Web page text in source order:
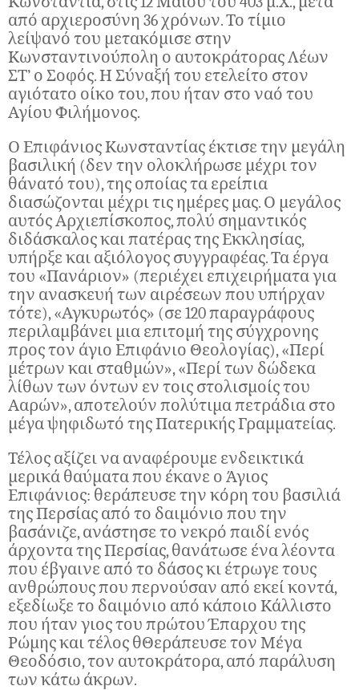
από αρχιεροσύνη 36 χρόνων. Το τίμιο
λείψανό του μετακόμισε στην
Κωνσταντινούπολη ο αυτοκράτορας Λέων
ΣΤ’ ο Σοφός. Η Σύναξή του ετελείτο στον
αγιότατο οίκο του, που ήταν στο ναό του
Αγίου Φιλήμονος.
Ο Επιφάνιος Κωνσταντίας έκτισε την μεγάλη
βασιλική (δεν την ολοκλήρωσε μέχρι τον
θάνατό του), της οποίας τα ερείπια
διασώζονται μέχρι τις ημέρες μας. Ο μεγάλος
αυτός Αρχιεπίσκοπος, πολύ σημαντικός
διδάσκαλος και πατέρας της Εκκλησίας,
υπήρξε και αξιόλογος συγγραφέας. Τα έργα
του «Πανάριον» (περιέχει επιχειρήματα για
την ανασκευή των αιρέσεων που υπήρχαν
τότε), «Αγκυρωτός» (σε 120 παραγράφους
περιλαμβάνει μια επιτομή της σύγχρονης
προς τον άγιο Επιφάνιο Θεολογίας), «Περί
μέτρων και σταθμών», «Περί των δώδεκα
λίθων των όντων εν τοις στολισμοίς του
Ααρών», αποτελούν πολύτιμα πετράδια στο
μέγα ψηφιδωτό της Πατερικής Γραμματείας.
Τέλος αξίζει να αναφέρουμε ενδεικτικά
μερικά θαύματα που έκανε ο Άγιος
Επιφάνιος: θεράπευσε την κόρη του βασιλιά
της Περσίας από το δαιμόνιο που την
βασάνιζε, ανάστησε το νεκρό παιδί ενός
άρχοντα της Περσίας, θανάτωσε ένα λέοντα
που έβγαινε από το δάσος κι έτρωγε τους
ανθρώπους που περνούσαν από εκεί κοντά,
εξεδίωξε το δαιμόνιο από κάποιο Κάλλιστο
που ήταν γιος του πρώτου Έπαρχου της
Ρώμης και τέλος θΘεράπευσε τον Μέγα
Θεοδόσιο, τον αυτοκράτορα, από παράλυση
των κάτω άκρων.